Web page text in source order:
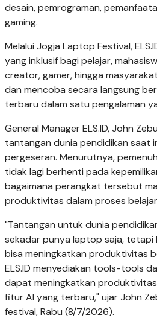
desain, pemrograman,
gaming.
Melalui Jogja Laptop Festival,
yang inklusif bagi pelajar,
creator, gamer, hingga
dan mencoba secara langsung
terbaru dalam satu pengalaman
General Manager ELS.ID, John
tantangan dunia pendidikan saat
pergeseran. Menurutnya,
tidak lagi berhenti pada
bagaimana perangkat tersebut
produktivitas dalam proses
"Tantangan untuk dunia
sekadar punya laptop saja,
bisa meningkatkan produktivitas
ELS.ID menyediakan tools-tools
dapat meningkatkan
fitur AI yang terbaru," ujar John
festival, Rabu (8/7/2026).